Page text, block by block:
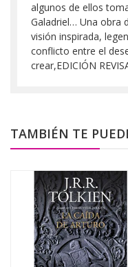
algunos de ellos
Galadriel… Una obra
visión inspirada,
conflicto entre el
crear,EDICIÓN
TAMBIÉN TE